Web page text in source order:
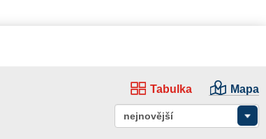
Tabulka Mapa